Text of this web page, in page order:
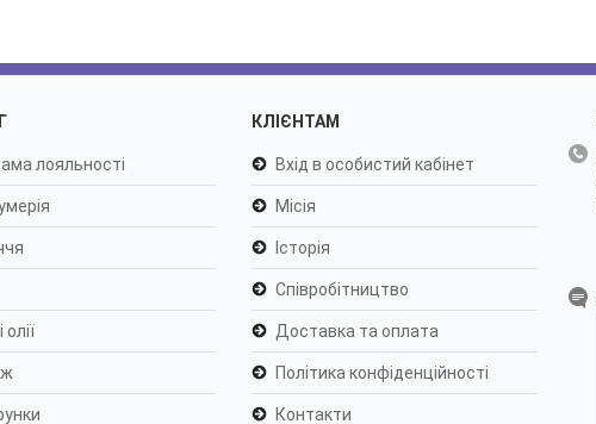
лояльності
олії
КЛІЄНТАМ
Вхід в особистий кабінет
Місія
Історія
Співробітництво
Доставка та оплата
Політика конфіденційності
Контакти